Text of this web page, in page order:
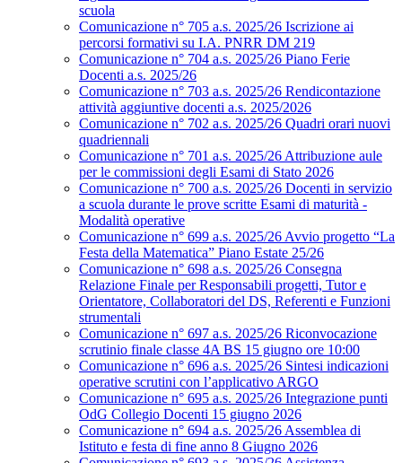
scuola
Comunicazione n° 705 a.s. 2025/26 Iscrizione ai
percorsi formativi su I.A. PNRR DM 219
Comunicazione n° 704 a.s. 2025/26 Piano Ferie
Docenti a.s. 2025/26
Comunicazione n° 703 a.s. 2025/26 Rendicontazione
attività aggiuntive docenti a.s. 2025/2026
Comunicazione n° 702 a.s. 2025/26 Quadri orari nuovi
quadriennali
Comunicazione n° 701 a.s. 2025/26 Attribuzione aule
per le commissioni degli Esami di Stato 2026
Comunicazione n° 700 a.s. 2025/26 Docenti in servizio
a scuola durante le prove scritte Esami di maturità -
Modalità operative
Comunicazione n° 699 a.s. 2025/26 Avvio progetto “La
Festa della Matematica” Piano Estate 25/26
Comunicazione n° 698 a.s. 2025/26 Consegna
Relazione Finale per Responsabili progetti, Tutor e
Orientatore, Collaboratori del DS, Referenti e Funzioni
strumentali
Comunicazione n° 697 a.s. 2025/26 Riconvocazione
scrutinio finale classe 4A BS 15 giugno ore 10:00
Comunicazione n° 696 a.s. 2025/26 Sintesi indicazioni
operative scrutini con l’applicativo ARGO
Comunicazione n° 695 a.s. 2025/26 Integrazione punti
OdG Collegio Docenti 15 giugno 2026
Comunicazione n° 694 a.s. 2025/26 Assemblea di
Istituto e festa di fine anno 8 Giugno 2026